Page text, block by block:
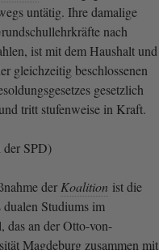
untätig. Ihre damalige
nach
ist mit dem Haushalt und
gleichzeitig beschlossenen
gesetzlich
tritt stufenweise in Kraft.
der SPD)
der Koalition ist die
Studiums im
das an der Otto-von-
Magdeburg zusammen mit